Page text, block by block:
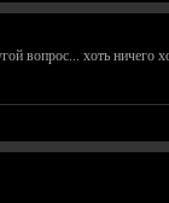
вопрос... хоть ничего